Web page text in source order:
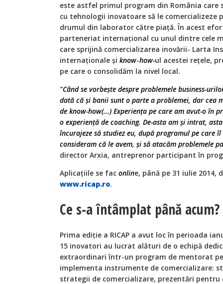
este astfel primul program din România
cu tehnologii inovatoare să le comercializeze
drumul din laborator către piață. În acest
parteneriat internațional cu unul dintre cele
care sprijină comercializarea inovării- Larta
internaționale și know-how-ul acestei rețele,
pe care o consolidăm la nivel local.
"Când se vorbește despre problemele business-
dată că și banii sunt o parte a problemei, dar cea
de know-how(...) Experiența pe care am avut-o în
o experiență de coaching. De-asta am și intrat,
încurajeze să studiez eu, după programul pe care
consideram că le avem, și să atacăm problemele
director Arxia, antreprenor participant în
Aplicațiile se fac online, până pe 31 iulie 2014,
www.ricap.ro.
Ce s-a întâmplat până acum?
Prima ediție a RICAP a avut loc în perioada
15 inovatori au lucrat alături de o echipă
extraordinari într-un program de mentorat
implementa instrumente de comercializare:
strategii de comercializare, prezentări